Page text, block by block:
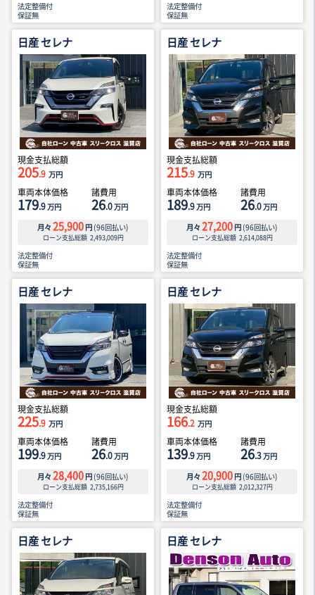
法定整備付
保証無
法定整備付
保証無
日産 セレナ
現金支払総額
205.9 万円
車両本体価格
179.9万円
諸費用
26.0万円
月々 25,900 円 (96回払い)
ローン支払総額 2,493,009円
法定整備付
保証無
日産 セレナ
現金支払総額
215.9 万円
車両本体価格
189.9万円
諸費用
26.0万円
月々 27,200 円 (96回払い)
ローン支払総額 2,614,088円
法定整備付
保証無
日産 セレナ
現金支払総額
225.9 万円
車両本体価格
199.9万円
諸費用
26.0万円
月々 28,400 円 (96回払い)
ローン支払総額 2,735,166円
法定整備付
保証無
日産 セレナ
現金支払総額
166.2 万円
車両本体価格
139.9万円
諸費用
26.3万円
月々 20,900 円 (96回払い)
ローン支払総額 2,012,327円
法定整備付
保証無
日産 セレナ 日産 セレナ